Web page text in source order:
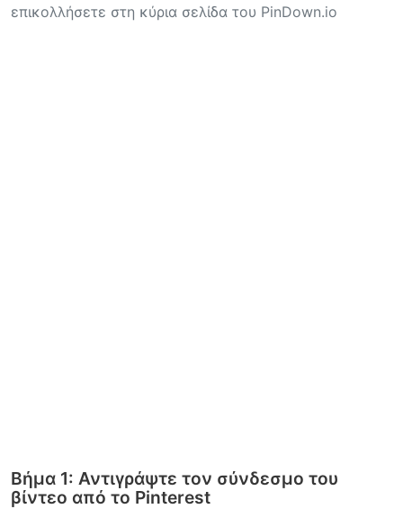
επικολλήσετε στη κύρια σελίδα του PinDown.io
Βήμα 1: Αντιγράψτε τον σύνδεσμο του
βίντεο από το Pinterest